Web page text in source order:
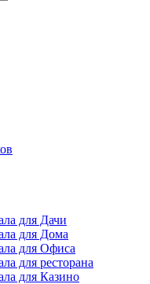
для Дачи
для Дома
для Офиса
для ресторана
для Казино